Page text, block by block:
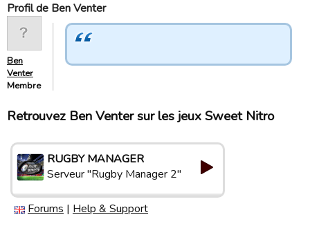
Profil de Ben Venter
Ben
Venter
Membre
Retrouvez Ben Venter sur les jeux Sweet Nitro
RUGBY MANAGER
Serveur "Rugby Manager 2"
Forums | Help & Support